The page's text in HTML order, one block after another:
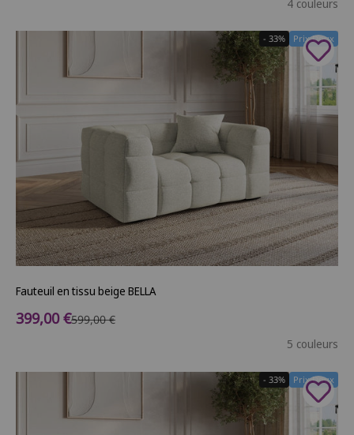
4 couleurs
Prix Doux
- 33%
Fauteuil en tissu beige BELLA
Prix de vente
399,00 €Prix normal
599,00 €
5 couleurs
Prix Doux
- 33%